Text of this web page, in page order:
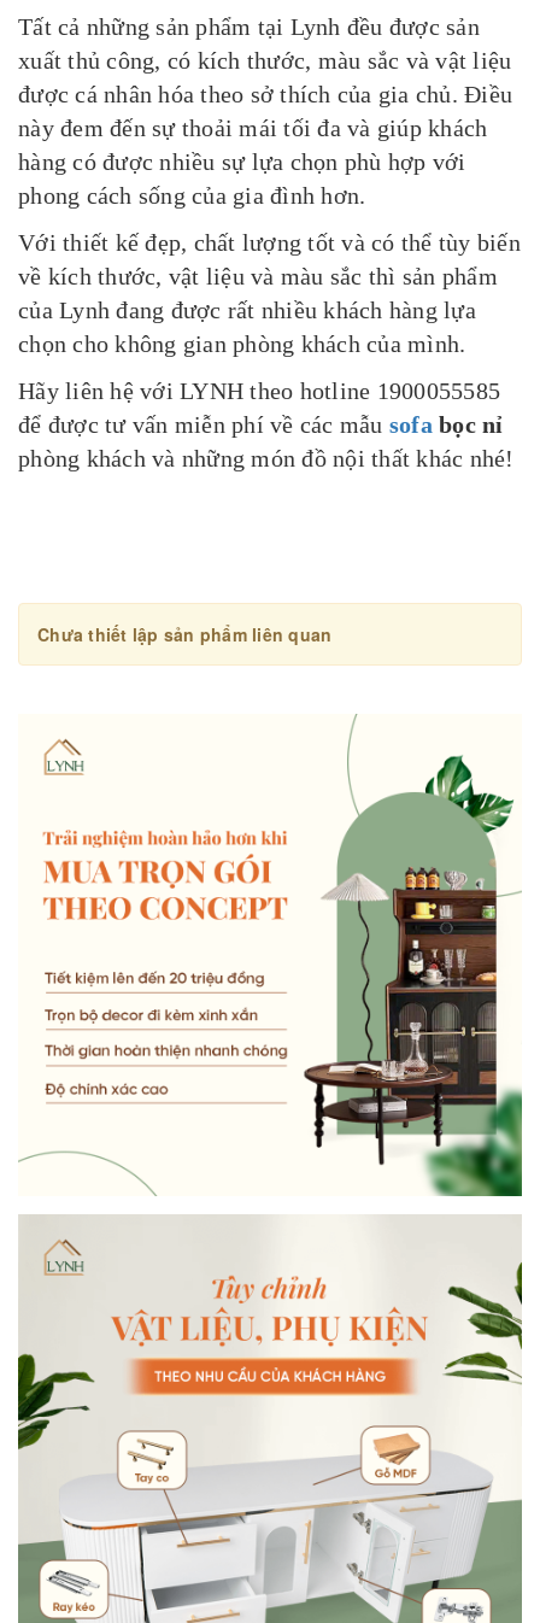
Tất cả những sản phẩm tại Lynh đều được sản
xuất thủ công, có kích thước, màu sắc và vật liệu
được cá nhân hóa theo sở thích của gia chủ. Điều
này đem đến sự thoải mái tối đa và giúp khách
hàng có được nhiều sự lựa chọn phù hợp với
phong cách sống của gia đình hơn.
Với thiết kế đẹp, chất lượng tốt và có thể tùy biến
về kích thước, vật liệu và màu sắc thì sản phẩm
của Lynh đang được rất nhiều khách hàng lựa
chọn cho không gian phòng khách của mình.
Hãy liên hệ với LYNH theo hotline 1900055585
để được tư vấn miễn phí về các mẫu sofa bọc nỉ
phòng khách và những món đồ nội thất khác nhé!
Chưa thiết lập sản phẩm liên quan